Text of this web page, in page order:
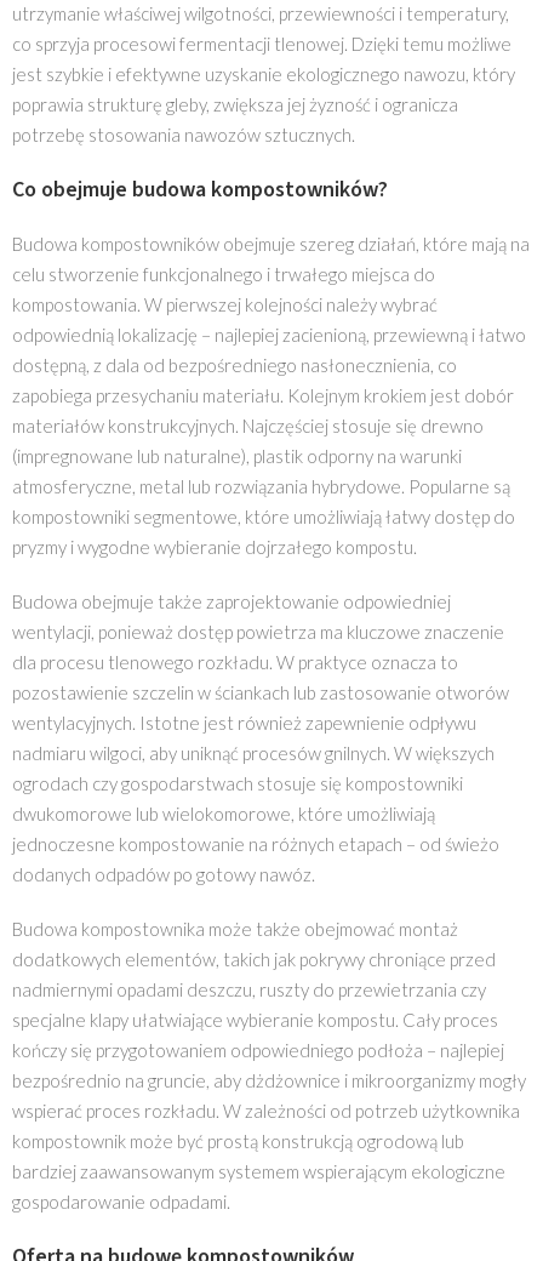
utrzymanie właściwej wilgotności, przewiewności i temperatury,
co sprzyja procesowi fermentacji tlenowej. Dzięki temu możliwe
jest szybkie i efektywne uzyskanie ekologicznego nawozu, który
poprawia strukturę gleby, zwiększa jej żyzność i ogranicza
potrzebę stosowania nawozów sztucznych.
Co obejmuje budowa kompostowników?
Budowa kompostowników obejmuje szereg działań, które mają na
celu stworzenie funkcjonalnego i trwałego miejsca do
kompostowania. W pierwszej kolejności należy wybrać
odpowiednią lokalizację – najlepiej zacienioną, przewiewną i łatwo
dostępną, z dala od bezpośredniego nasłonecznienia, co
zapobiega przesychaniu materiału. Kolejnym krokiem jest dobór
materiałów konstrukcyjnych. Najczęściej stosuje się drewno
(impregnowane lub naturalne), plastik odporny na warunki
atmosferyczne, metal lub rozwiązania hybrydowe. Popularne są
kompostowniki segmentowe, które umożliwiają łatwy dostęp do
pryzmy i wygodne wybieranie dojrzałego kompostu.
Budowa obejmuje także zaprojektowanie odpowiedniej
wentylacji, ponieważ dostęp powietrza ma kluczowe znaczenie
dla procesu tlenowego rozkładu. W praktyce oznacza to
pozostawienie szczelin w ściankach lub zastosowanie otworów
wentylacyjnych. Istotne jest również zapewnienie odpływu
nadmiaru wilgoci, aby uniknąć procesów gnilnych. W większych
ogrodach czy gospodarstwach stosuje się kompostowniki
dwukomorowe lub wielokomorowe, które umożliwiają
jednoczesne kompostowanie na różnych etapach – od świeżo
dodanych odpadów po gotowy nawóz.
Budowa kompostownika może także obejmować montaż
dodatkowych elementów, takich jak pokrywy chroniące przed
nadmiernymi opadami deszczu, ruszty do przewietrzania czy
specjalne klapy ułatwiające wybieranie kompostu. Cały proces
kończy się przygotowaniem odpowiedniego podłoża – najlepiej
bezpośrednio na gruncie, aby dżdżownice i mikroorganizmy mogły
wspierać proces rozkładu. W zależności od potrzeb użytkownika
kompostownik może być prostą konstrukcją ogrodową lub
bardziej zaawansowanym systemem wspierającym ekologiczne
gospodarowanie odpadami.